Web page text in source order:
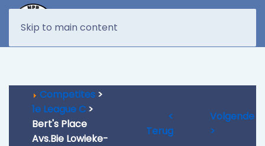
Skip to main content
Competites >
1e League C >
Bert's Place
Avs.Bie Lowieke-
<
Terug
Volgende
>